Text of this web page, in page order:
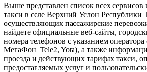
Выше представлен список всех
такси в селе Верхний Услон Республики
осуществляющих пассажирские
найдете официальные веб-сайты,
номера телефонов с указанием
МегаФон, Tele2, Yota), а также
проезда и действующих тарифах такси,
предоставляемых услуг и